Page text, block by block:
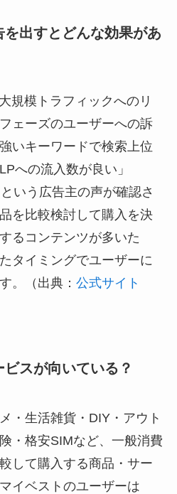
出すとどんな効果があ
規模トラフィックへのリ
ェーズのユーザーへの訴
いキーワードで検索上位
への流入数が良い」
いう広告主の声が確認さ
を比較検討して購入を決
るコンテンツが多いた
タイミングでユーザーに
。（出典： 公式サイト
スが向いている？
・生活雑貨・DIY・アウト
・格安SIMなど、一般消費
して購入する商品・サー
イベストのユーザーは